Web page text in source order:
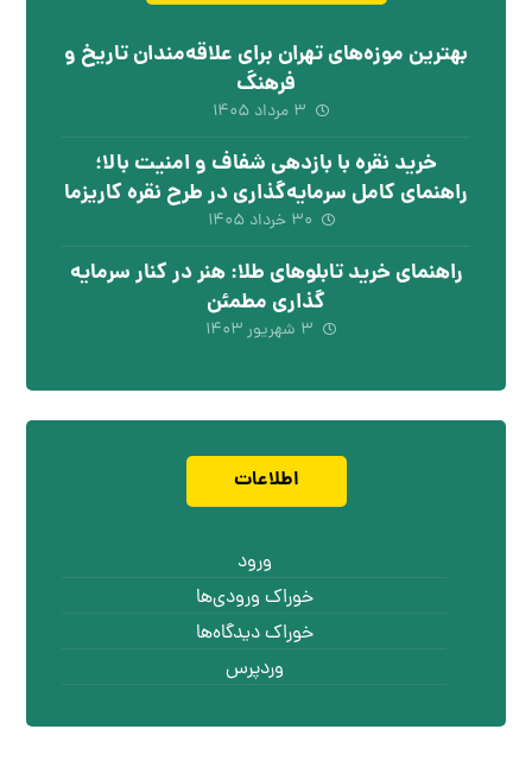
بهترین موزه‌های تهران برای علاقه‌مندان تاریخ و
فرهنگ
۳ مرداد ۱۴۰۵
خرید نقره با بازدهی شفاف و امنیت بالا؛
راهنمای کامل سرمایه‌گذاری در طرح نقره کاریزما
۳۰ خرداد ۱۴۰۵
راهنمای خرید تابلوهای طلا: هنر در کنار سرمایه
گذاری مطمئن
۳ شهریور ۱۴۰۳
اطلاعات
ورود
خوراک ورودی‌ها
خوراک دیدگاه‌ها
وردپرس